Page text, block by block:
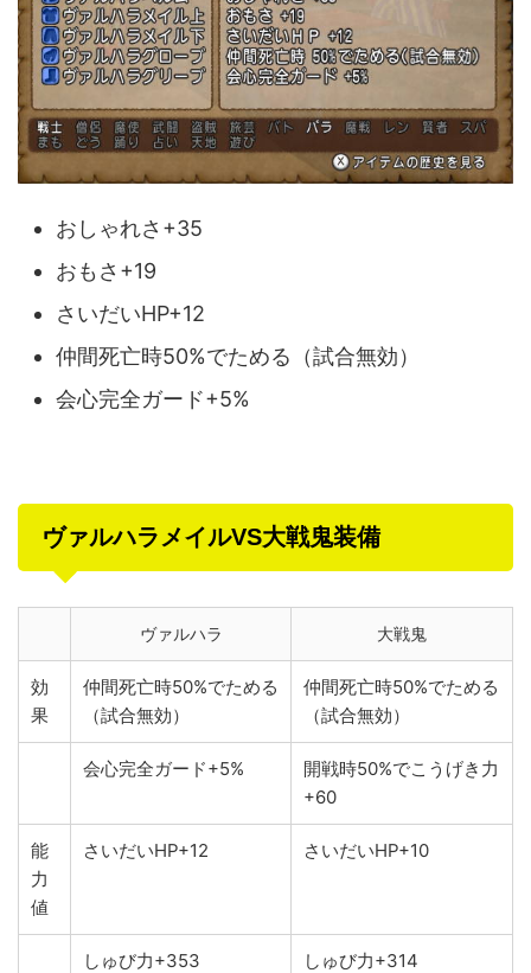
おしゃれさ+35
おもさ+19
さいだいHP+12
仲間死亡時50%でためる（試合無効）
会心完全ガード+5%
ヴァルハラメイルVS大戦鬼装備
ヴァルハラ 大戦鬼
効
果
仲間死亡時50%でためる
（試合無効）
仲間死亡時50%でためる
（試合無効）
会心完全ガード+5%
開戦時50%でこうげき力
+60
能
力
値
さいだいHP+12 さいだいHP+10
しゅび力+353 しゅび力+314